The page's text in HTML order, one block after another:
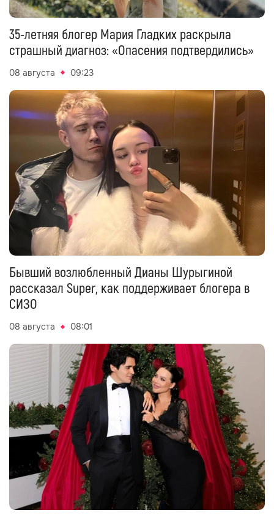
35-летняя блогер Мария Гладких раскрыла
страшный диагноз: «Опасения подтвердились»
08 августа 09:23
Бывший возлюбленный Дианы Шурыгиной
рассказал Super, как поддерживает блогера в
СИЗО
08 августа 08:01